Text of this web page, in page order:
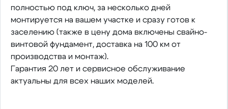
полностью под ключ, за несколько дней
монтируется на вашем участке и сразу готов к
заселению (также в цену дома включены свайно-
винтовой фундамент, доставка на 100 км от
производства и монтаж).
Гарантия 20 лет и сервисное обслуживание
актуальны для всех наших моделей.